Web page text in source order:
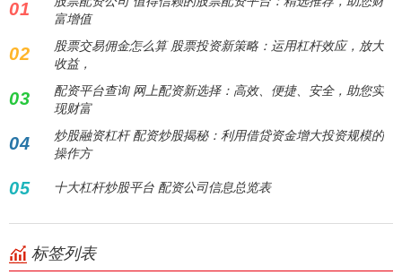
01
富增值
02
股票交易佣金怎么算 股票投资新策略：运用杠杆效应，放大
收益，
03
配资平台查询 网上配资新选择：高效、便捷、安全，助您实
现财富
04
炒股融资杠杆 配资炒股揭秘：利用借贷资金增大投资规模的
操作方
05 十大杠杆炒股平台 配资公司信息总览表
标签列表